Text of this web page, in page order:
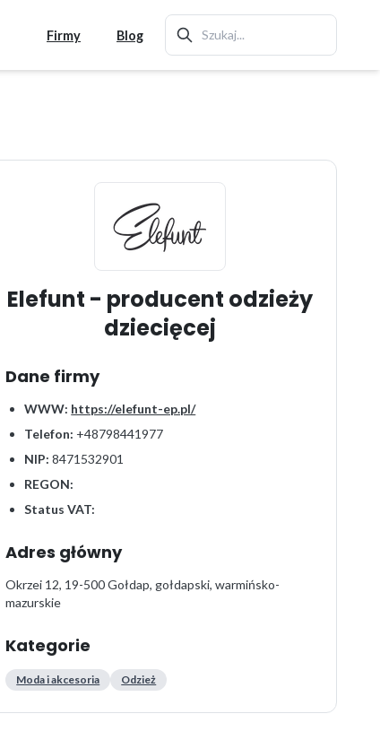
Firmy Blog
Elefunt - producent odzieży
dziecięcej
Dane firmy
WWW: https://elefunt-ep.pl/
Telefon: +48798441977
NIP: 8471532901
REGON:
Status VAT:
Adres główny
Okrzei 12, 19-500 Gołdap, gołdapski, warmińsko-
mazurskie
Kategorie
Moda i akcesoria Odzież